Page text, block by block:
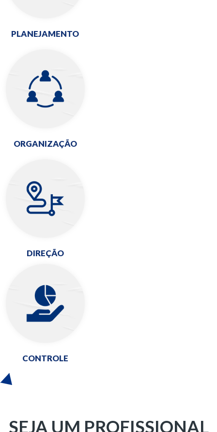
PLANEJAMENTO
ORGANIZAÇÃO
DIREÇÃO
CONTROLE
SEJA UM PROFISSIONAL